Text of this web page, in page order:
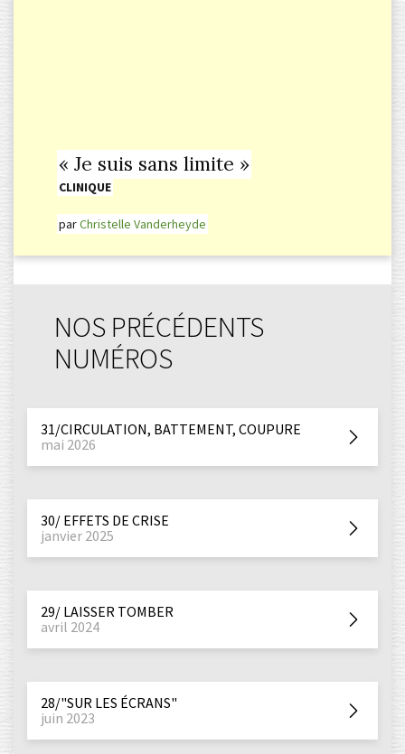
« Je suis sans limite »
CLINIQUE
parChristelle Vanderheyde
NOS PRÉCÉDENTS
NUMÉROS
31/CIRCULATION, BATTEMENT, COUPURE
mai 2026
30/ EFFETS DE CRISE
janvier 2025
29/ LAISSER TOMBER
avril 2024
28/"SUR LES ÉCRANS"
juin 2023